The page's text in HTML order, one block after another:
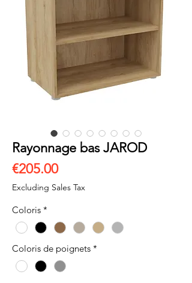
Rayonnage bas JAROD
€205.00Price
Excluding Sales Tax
Coloris *
Coloris de poignets *